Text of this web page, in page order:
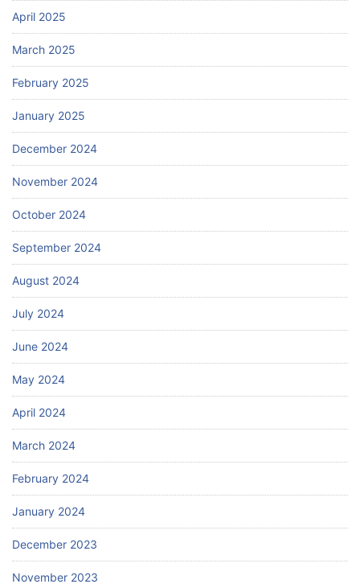
April 2025
March 2025
February 2025
January 2025
December 2024
November 2024
October 2024
September 2024
August 2024
July 2024
June 2024
May 2024
April 2024
March 2024
February 2024
January 2024
December 2023
November 2023